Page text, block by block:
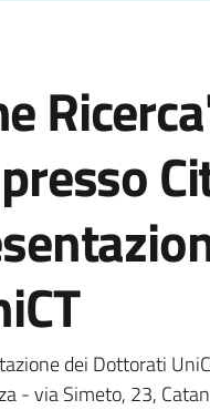
dei Dottorati
- via Simeto, 23,